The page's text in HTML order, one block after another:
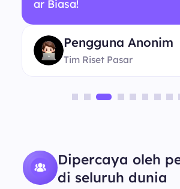
ar Biasa!
Pengguna Anonim
Tim Riset Pasar
Dipercaya oleh
di seluruh dunia